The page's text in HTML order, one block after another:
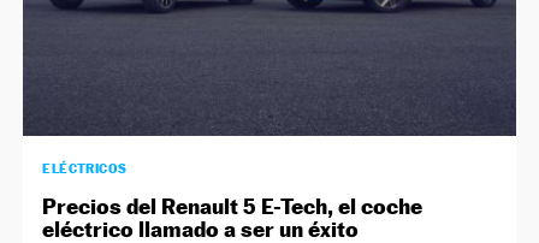
ELÉCTRICOS
Precios del Renault 5 E-Tech, el coche
eléctrico llamado a ser un éxito